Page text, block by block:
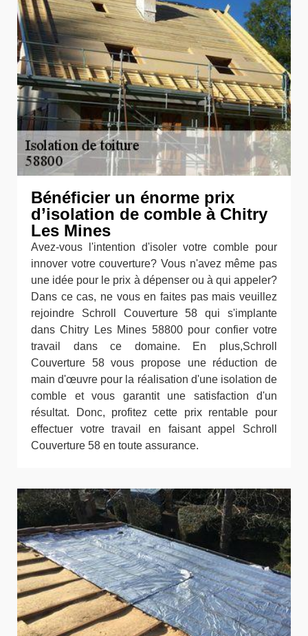
Bénéficier un énorme prix
d’isolation de comble à Chitry
Les Mines
Avez-vous l'intention d'isoler votre comble pour
innover votre couverture? Vous n'avez même pas
une idée pour le prix à dépenser ou à qui appeler?
Dans ce cas, ne vous en faites pas mais veuillez
rejoindre Schroll Couverture 58 qui s'implante
dans Chitry Les Mines 58800 pour confier votre
travail dans ce domaine. En plus,Schroll
Couverture 58 vous propose une réduction de
main d'œuvre pour la réalisation d'une isolation de
comble et vous garantit une satisfaction d'un
résultat. Donc, profitez cette prix rentable pour
effectuer votre travail en faisant appel Schroll
Couverture 58 en toute assurance.